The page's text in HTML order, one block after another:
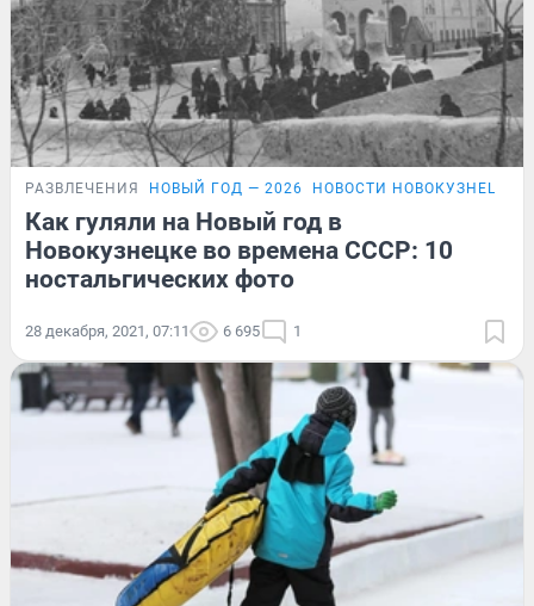
РАЗВЛЕЧЕНИЯ НОВЫЙ ГОД — 2026 НОВОСТИ НОВОКУЗНЕЦКА
Как гуляли на Новый год в
Новокузнецке во времена СССР: 10
ностальгических фото
28 декабря, 2021, 07:11 6 695 1